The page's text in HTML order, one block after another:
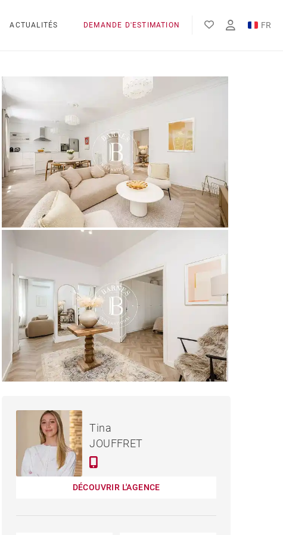
ACTUALITÉS DEMANDE D'ESTIMATION FR
EN
APPARTEMENT MADRID -
104 M²Tina
JOUFFRET
DÉCOUVRIR L'AGENCE